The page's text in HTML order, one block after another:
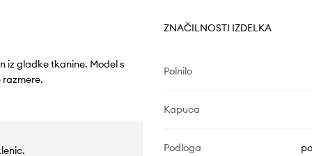
iz gladke tkanine. Model s
ZNAČILNOSTI IZDELKA
Polnilo
Kapuca
Podloga